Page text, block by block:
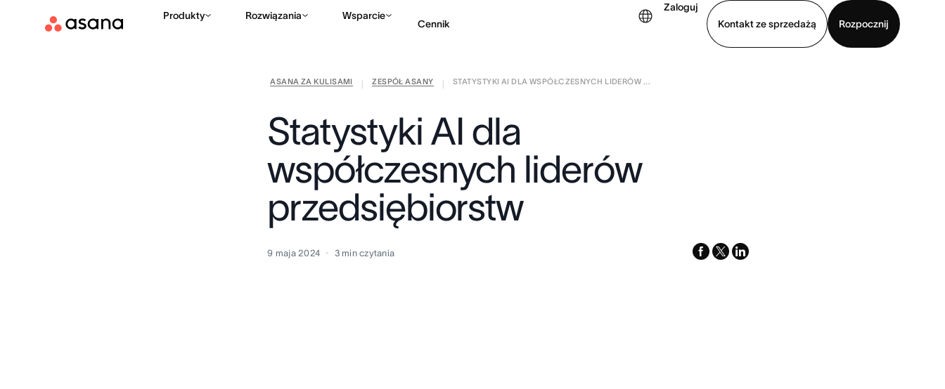
Produkty Rozwiązania Wsparcie
Cennik
Zaloguj
Kontakt ze sprzedażą
Rozpocznij
Kontakt ze sprzedażą Wyświetl prezentację
ASANA ZA KULISAMI ZESPÓŁ ASANY STATYSTYKI AI DLA WSPÓŁCZESNYCH LIDERÓW ...
Statystyki AI dla
współczesnych liderów
przedsiębiorstw
9 maja 2024 3 min czytania facebook
x-
linkedin